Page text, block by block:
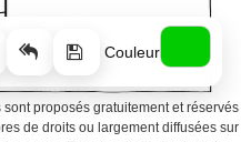
Couleur
proposés gratuitement et réservés
de droits ou largement diffusées sur